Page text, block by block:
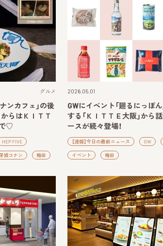
グルメ
ナンカフェ」の後
らはＫＩＴＴ
♡
HEP FIVE
偵コナン 梅田
2026.05.01
GWにイベント「廻るにっぽ
する「ＫＩＴＴＥ大阪」から
ースが続々登場！
【速報】今日の最新ニュース GW
イベント 梅田